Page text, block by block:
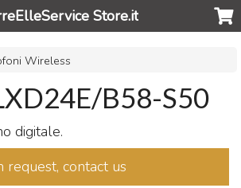
Store.it
Wireless
B58-S50
digitale.
contact us